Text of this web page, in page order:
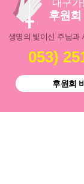
대구가
후원회
생명의 빛이신 주님과
053)
후원회